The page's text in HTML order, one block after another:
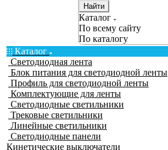
Найти
Каталог
По всему сайту
По каталогу
Каталог
Светодиодная лента
Блок питания для светодиодной ленты
Профиль для светодиодной ленты
Комплектующие для ленты
Светодиодные светильники
Трековые светильники
Линейные светильники
Светодиодные панели
Кинетические выключатели